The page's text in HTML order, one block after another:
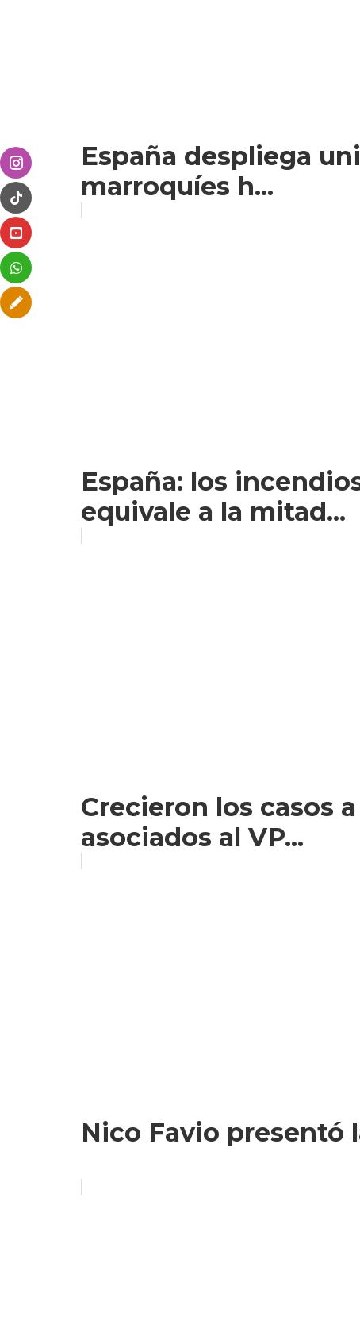
España despliega
marroquíes h...
España: los
equivale a la mitad...
Crecieron los casos
asociados al VP...
Nico Favio presentó